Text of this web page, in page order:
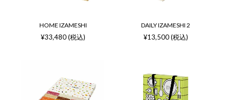
HOME IZAMESHI
¥33,480 (税込)
DAILY IZAMESHI 2
¥13,500 (税込)